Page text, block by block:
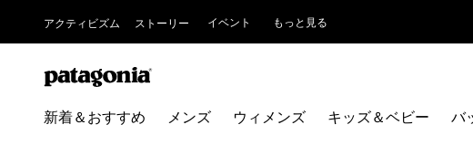
アクティビズム ストーリー イベント もっと見る
新着＆おすすめ メンズ ウィメンズ キッズ＆ベビー バ